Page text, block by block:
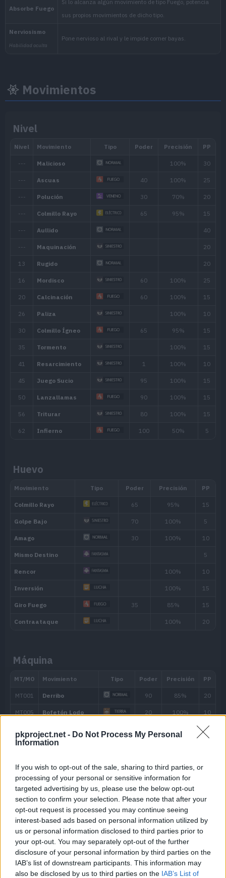
pkproject.net - Do Not Process My Personal
Information
If you wish to opt-out of the sale, sharing to third parties, or
processing of your personal or sensitive information for
targeted advertising by us, please use the below opt-out
section to confirm your selection. Please note that after your
opt-out request is processed you may continue seeing
interest-based ads based on personal information utilized by
us or personal information disclosed to third parties prior to
your opt-out. You may separately opt-out of the further
disclosure of your personal information by third parties on the
IAB’s list of downstream participants. This information may
also be disclosed by us to third parties on the IAB’s List of
Nivel
Hora
Mañana, Día, Atardecer,
Noche
Cueva (20% )
Ratio: 40%
Área 2
Madrugar
Si lo alcanza algún movimiento de
sus propios movimientos de dicho
Habilidad oculta
Pone nervioso al rival y le impide
Movimientos
Nivel
Nivel Movimiento Tipo Poder
--- Malicioso
--- Ascuas
--- Polución 30
--- Colmillo Rayo
--- Aullido
--- Maquinación
13 Rugido
Huevo
Máquina